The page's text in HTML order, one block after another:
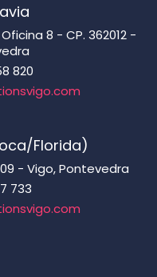
8 - CP. 362012 -
820
Florida)
- Vigo, Pontevedra
733